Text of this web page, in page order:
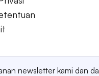
newsletter kami dan